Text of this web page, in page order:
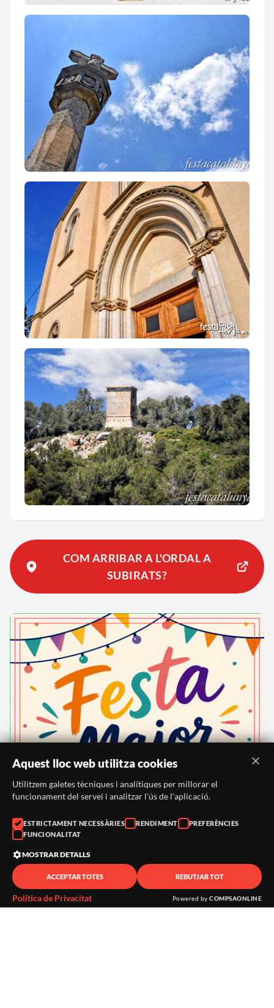
Creu del Port d'Ordal
Església de Sant Esteve d'Ordal
COM ARRIBAR A L'ORDAL A
SUBIRATS?
Aquest lloc web utilitza cookies
Utilitzem galetes tècniques i analítiques per millorar el
funcionament del servei i analitzar l'ús de l'aplicació.
ESTRICTAMENT NECESSÀRIES RENDIMENT
PREFERÈNCIES
FUNCIONALITAT
MOSTRAR DETALLS
ACCEPTAR TOTES REBUTJAR TOT
Política de Privacitat Powered by COMPSAONLINE